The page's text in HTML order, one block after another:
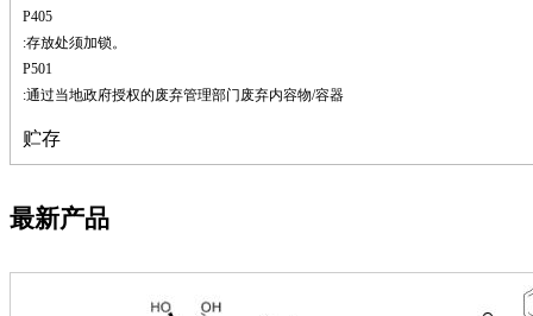
钨
芴
烯
硒
溴
盐
油
P405
:存放处须加锁。
P501
:通过当地政府授权的废弃管理部门废弃内容物/容器
贮存
最新产品